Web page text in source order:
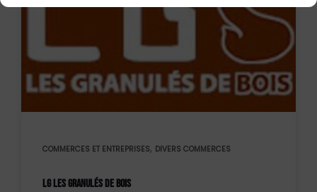
COMMERCES ET ENTREPRISES, DIVERS COMMERCES
LG LES GRANULÉS DE BOIS